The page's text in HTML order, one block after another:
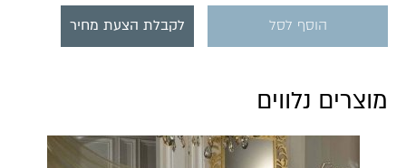
הוסף לסל לקבלת הצעת מחיר
מוצרים נלווים